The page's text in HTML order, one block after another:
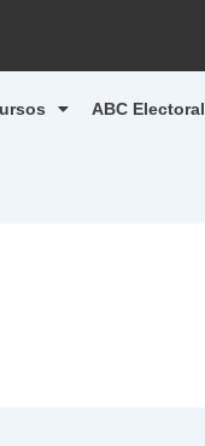
ABC Electoral